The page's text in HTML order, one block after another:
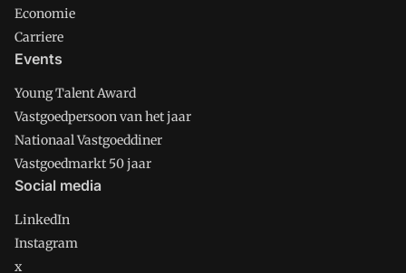
Economie
Carriere
Events
Young Talent Award
Vastgoedpersoon van het jaar
Nationaal Vastgoeddiner
Vastgoedmarkt 50 jaar
Social media
LinkedIn
Instagram
x